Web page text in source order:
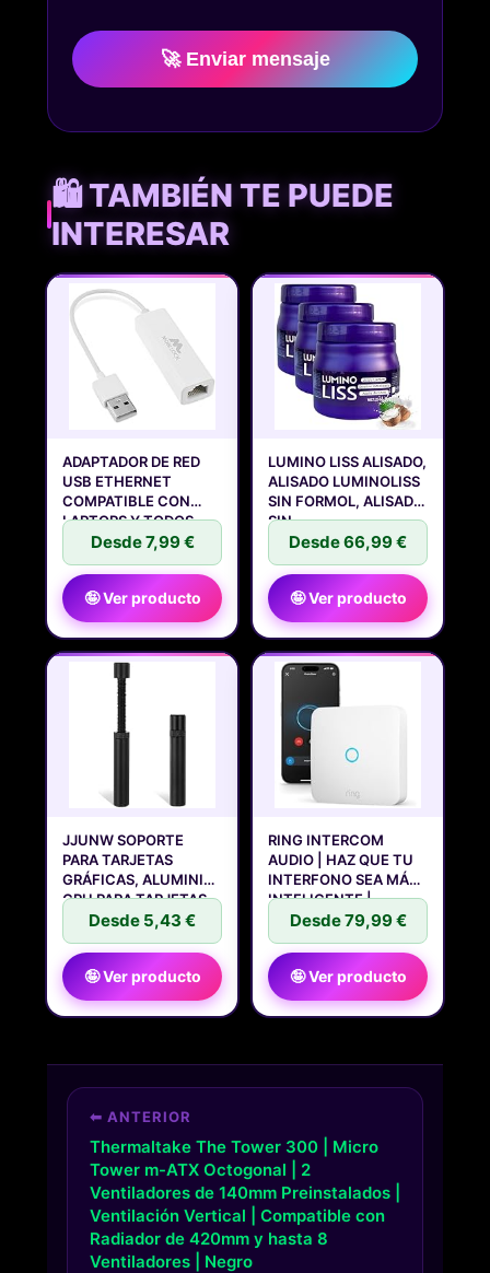
🚀 Enviar mensaje
🛍️ TAMBIÉN TE PUEDE
INTERESAR
ADAPTADOR DE RED
USB ETHERNET
COMPATIBLE CON
LAPTOPS Y TODOS
Desde 7,99 €
🤪 Ver producto
LUMINO LISS ALISADO,
ALISADO LUMINOLISS
SIN FORMOL, ALISADO
SIN
Desde 66,99 €
🤪 Ver producto
JJUNW SOPORTE
PARA TARJETAS
GRÁFICAS, ALUMINIO
GPU PARA TARJETAS
Desde 5,43 €
🤪 Ver producto
RING INTERCOM
AUDIO | HAZ QUE TU
INTERFONO SEA MÁS
INTELIGENTE |
Desde 79,99 €
🤪 Ver producto
⬅ ANTERIOR
Thermaltake The Tower 300 | Micro
Tower m-ATX Octogonal | 2
Ventiladores de 140mm Preinstalados |
Ventilación Vertical | Compatible con
Radiador de 420mm y hasta 8
Ventiladores | Negro